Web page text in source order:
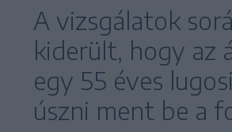
A vizsgálatok
kiderült, hogy az
egy 55 éves
úszni ment be a